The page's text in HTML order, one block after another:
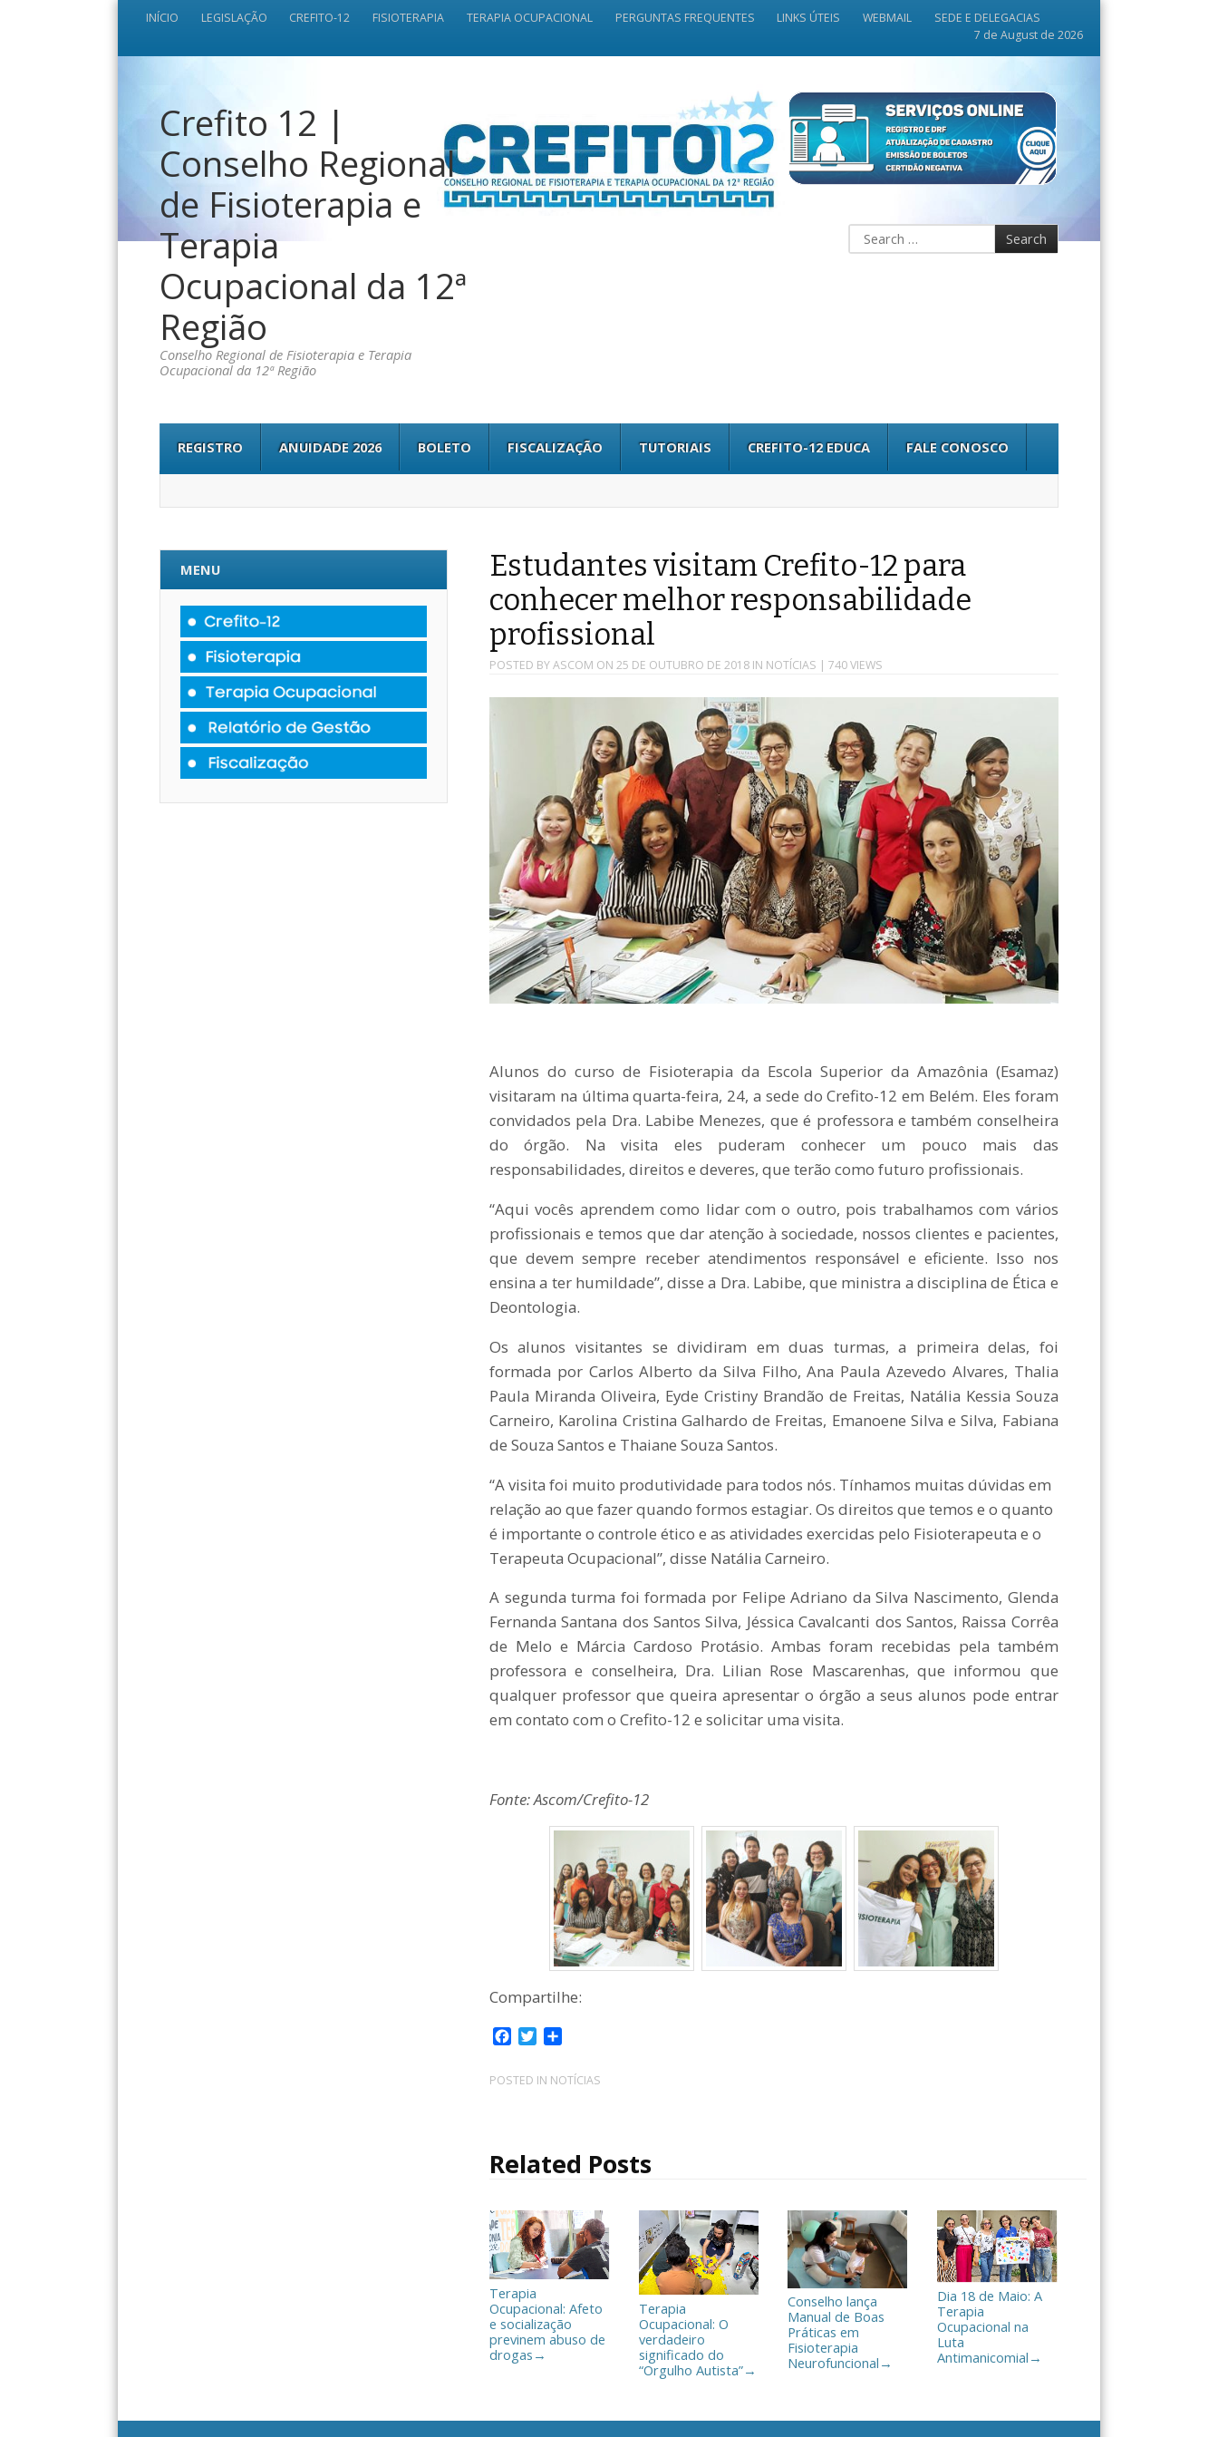
INÍCIO LEGISLAÇÃO CREFITO-12 FISIOTERAPIA TERAPIA OCUPACIONAL PERGUNTAS FREQUENTES LINKS ÚTEIS WEBMAIL
SEDE E DELEGACIAS
7 de August de 2026
Crefito 12 |
Conselho Regional
de Fisioterapia e
Terapia
Ocupacional da 12ª
Região
Conselho Regional de Fisioterapia e Terapia
Ocupacional da 12ª Região
REGISTRO ANUIDADE 2026 BOLETO FISCALIZAÇÃO TUTORIAIS CREFITO-12 EDUCA FALE CONOSCO
Estudantes visitam Crefito-12 para
conhecer melhor responsabilidade
profissional
POSTED BYASCOM ON 25 DE OUTUBRO DE 2018IN NOTÍCIAS | 740 VIEWS
Alunos do curso de Fisioterapia da Escola Superior da Amazônia (Esamaz)
visitaram na última quarta-feira, 24, a sede do Crefito-12 em Belém. Eles foram
convidados pela Dra. Labibe Menezes, que é professora e também conselheira
do órgão. Na visita eles puderam conhecer um pouco mais das
responsabilidades, direitos e deveres, que terão como futuro profissionais.
“Aqui vocês aprendem como lidar com o outro, pois trabalhamos com vários
profissionais e temos que dar atenção à sociedade, nossos clientes e pacientes,
que devem sempre receber atendimentos responsável e eficiente. Isso nos
ensina a ter humildade”, disse a Dra. Labibe, que ministra a disciplina de Ética e
Deontologia.
Os alunos visitantes se dividiram em duas turmas, a primeira delas, foi
formada por Carlos Alberto da Silva Filho, Ana Paula Azevedo Alvares, Thalia
Paula Miranda Oliveira, Eyde Cristiny Brandão de Freitas, Natália Kessia Souza
Carneiro, Karolina Cristina Galhardo de Freitas, Emanoene Silva e Silva, Fabiana
de Souza Santos e Thaiane Souza Santos.
“A visita foi muito produtividade para todos nós. Tínhamos muitas dúvidas em
relação ao que fazer quando formos estagiar. Os direitos que temos e o quanto
é importante o controle ético e as atividades exercidas pelo Fisioterapeuta e o
Terapeuta Ocupacional”, disse Natália Carneiro.
A segunda turma foi formada por Felipe Adriano da Silva Nascimento, Glenda
Fernanda Santana dos Santos Silva, Jéssica Cavalcanti dos Santos, Raissa Corrêa
de Melo e Márcia Cardoso Protásio. Ambas foram recebidas pela também
professora e conselheira, Dra. Lilian Rose Mascarenhas, que informou que
qualquer professor que queira apresentar o órgão a seus alunos pode entrar
em contato com o Crefito-12 e solicitar uma visita.
Fonte: Ascom/Crefito-12
Compartilhe:
F
c
e
k
T
i
t
C
m
p
i
a
r
POSTED IN NOTÍCIAS
Related Posts
Terapia
Ocupacional: Afeto
e socialização
previnem abuso de
drogas →
Terapia
Ocupacional: O
verdadeiro
significado do
“Orgulho Autista”→
Conselho lança
Manual de Boas
Práticas em
Fisioterapia
Neurofuncional →
Dia 18 de Maio: A
Terapia
Ocupacional na
Luta
Antimanicomial →
MENU